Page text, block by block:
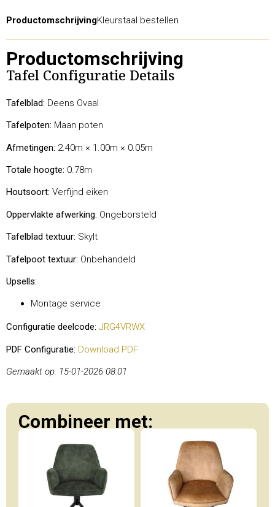
ProductomschrijvingKleurstaal bestellen
Productomschrijving
Tafel Configuratie Details
Tafelblad: Deens Ovaal
Tafelpoten: Maan poten
Afmetingen: 2.40m × 1.00m × 0.05m
Totale hoogte: 0.78m
Houtsoort: Verfijnd eiken
Oppervlakte afwerking: Ongeborsteld
Tafelblad textuur: Skylt
Tafelpoot textuur: Onbehandeld
Upsells:
Montage service
Configuratie deelcode: JRG4VRWX
PDF Configuratie: Download PDF
Gemaakt op: 15-01-2026 08:01
Combineer met: